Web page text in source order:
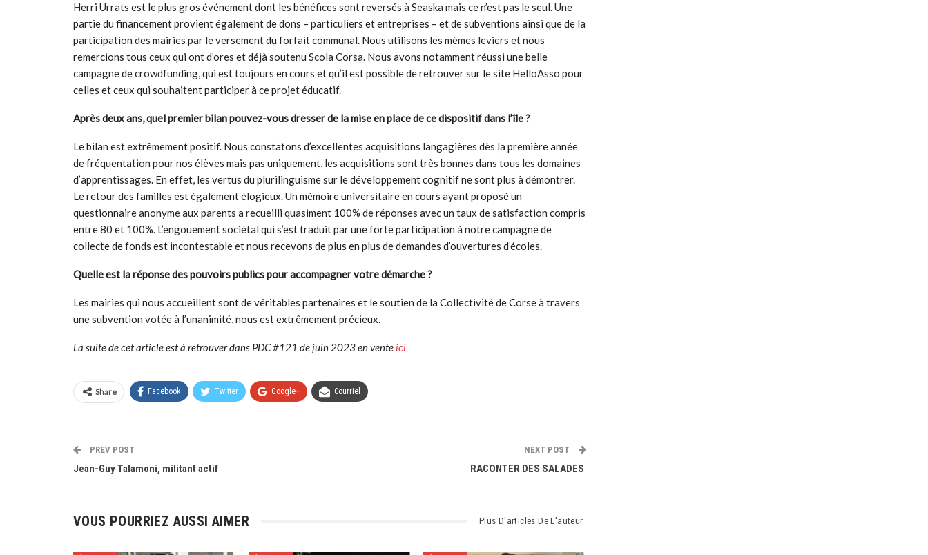
Herri Urrats est le plus gros événement dont les bénéfices sont reversés à Seaska mais ce n’est pas le seul. Une
partie du financement provient également de dons – particuliers et entreprises – et de subventions ainsi que de la
participation des mairies par le versement du forfait communal. Nous utilisons les mêmes leviers et nous
remercions tous ceux qui ont d’ores et déjà soutenu Scola Corsa. Nous avons notamment réussi une belle
campagne de crowdfunding, qui est toujours en cours et qu’il est possible de retrouver sur le site HelloAsso pour
celles et ceux qui souhaitent participer à ce projet éducatif.
Après deux ans, quel premier bilan pouvez-vous dresser de la mise en place de ce dispositif dans l’île ?
Le bilan est extrêmement positif. Nous constatons d’excellentes acquisitions langagières dès la première année
de fréquentation pour nos élèves mais pas uniquement, les acquisitions sont très bonnes dans tous les domaines
d’apprentissages. En effet, les vertus du plurilinguisme sur le développement cognitif ne sont plus à démontrer.
Le retour des familles est également élogieux. Un mémoire universitaire en cours ayant proposé un
questionnaire anonyme aux parents a recueilli quasiment 100% de réponses avec un taux de satisfaction compris
entre 80 et 100%. L’engouement sociétal qui s’est traduit par une forte participation à notre campagne de
collecte de fonds est incontestable et nous recevons de plus en plus de demandes d’ouvertures d’écoles.
Quelle est la réponse des pouvoirs publics pour accompagner votre démarche ?
Les mairies qui nous accueillent sont de véritables partenaires et le soutien de la Collectivité de Corse à travers
une subvention votée à l’unanimité, nous est extrêmement précieux.
La suite de cet article est à retrouver dans PDC #121 de juin 2023 en vente ici
Share Facebook Twitter Google+ Courriel
PREV POST
Jean-Guy Talamoni, militant actif
NEXT POST
RACONTER DES SALADES
VOUS POURRIEZ AUSSI AIMER Plus D'articles De L'auteur